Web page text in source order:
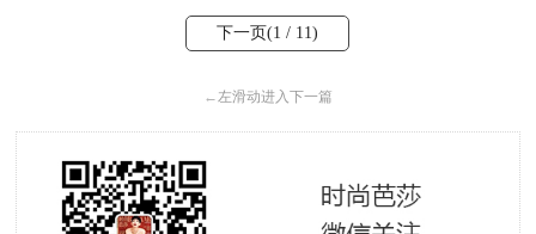
下一页(1 / 11)
←左滑动进入下一篇